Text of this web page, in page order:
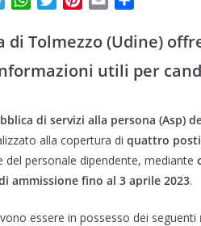
g
a
m
a
s
p
p
i
t
r
n
e
e
s
t
a
l
n
i
i
d
i
di Tolmezzo (Udine)
utili per
di servizi alla persona (Asp)
alla copertura di quattro
del personale dipendente, mediante
ammissione fino al 3 aprile 2023.
essere in possesso dei seguenti